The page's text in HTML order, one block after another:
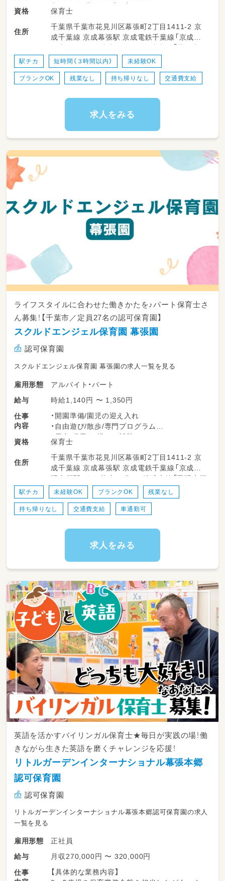
定員：27名（認可保育園）
【仕事内容】
・開園準備/園児の迎え入れ
・昼食/歯磨き/排せつ補助
・お昼寝準備
・書類作成
など
★書類の簡素化&ICT化で負担なく勤務♪
信頼感を持てるような保育の実践をお願いしま
資格 保育士
住所
千葉県千葉市花見川区幕張町2丁目1411-2 京
成千葉線 京成幕張駅 京成電鉄千葉線「京成幕
駅」より徒歩15分 電車通勤の方・・・会社から自
転車貸出あり 幕張駅or幕張本郷駅にて利用可
※駅前駐輪場確保 マイカー通勤OK／無料駐車
駅チカ 短時間（３時間以内） 未経験OK
ブランクOK 残業なし 持ち帰りなし 交通費支給
求人をみる
ライフスタイルに合わせた働きかたを♪パート保育士さ
ん募集！【千葉市／定員27名の認可保育園】
スクルドエンジェル保育園 幕張園
認可保育園
スクルドエンジェル保育園 幕張園の求人一覧を見る
雇用形態
アルバイト・パート
給与
時給1,140円 〜 1,350円
仕事
内容
・開園準備/園児の迎え入れ
・自由遊び/散歩/専門プログラム
・昼食/歯磨き/排せつ補助
・お昼寝準備
・書類作成
・園児のお見送り
★お昼休憩はしっかり確保！
★書類の簡素化&ICT化で負担なく勤務♪
信頼感を持てるような保育の実践をお願いしま
資格 保育士
住所
千葉県千葉市花見川区幕張町2丁目1411-2 京
成千葉線 京成幕張駅 京成電鉄千葉線「京成幕
張本郷駅」より徒歩14分 JR総武本線「幕張本郷
駅」より徒歩15分 電車通勤の方・・・会社から自
転車貸出あり 幕張駅or幕張本郷駅にて利用可
※駅前駐輪場確保 マイカー通勤OK／無料駐車
駅チカ 未経験OK ブランクOK 残業なし
持ち帰りなし 交通費支給 車通勤可
求人をみる
英語を活かすバイリンガル保育士★毎日が実践の場！働
きながら生きた英語を磨くチャレンジを応援！
リトルガーデンインターナショナル幕張本郷
認可保育園
認可保育園
リトルガーデンインターナショナル幕張本郷認可保育園の求人
一覧を見る
雇用形態
正社員
給与
月収270,000円 〜 320,000円
仕事
【具体的な業務内容】